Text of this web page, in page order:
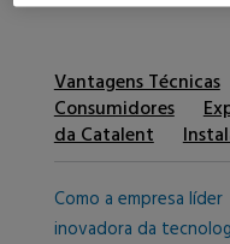
Vantagens Técnicas
Consumidores
da Catalent
Como a empresa líder
inovadora da